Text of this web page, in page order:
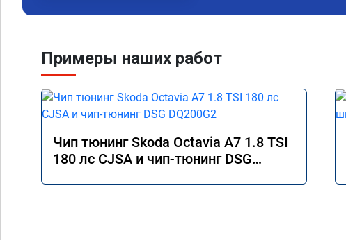
Примеры наших работ
Чип тюнинг Skoda Octavia A7 1.8 TSI
180 лс CJSA и чип-тюнинг DSG